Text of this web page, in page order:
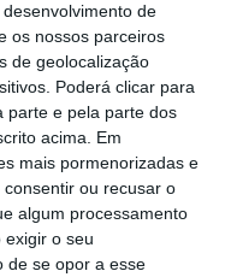
de
os nossos parceiros
de geolocalização
Poderá clicar para
parte e pela parte dos
acima. Em
mais pormenorizadas e
ou recusar o
algum processamento
exigir o seu
de se opor a esse
escolha: de
meu partido
palavra
ao vosso
agora, faça
A líder do BE
que se